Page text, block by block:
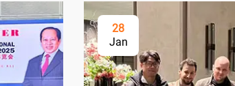
28
Jan